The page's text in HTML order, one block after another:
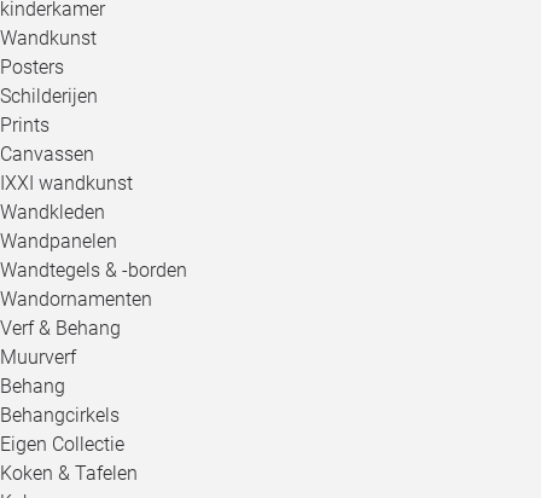
kinderkamer
Wandkunst
Posters
Schilderijen
Prints
Canvassen
IXXI wandkunst
Wandkleden
Wandpanelen
Wandtegels & -borden
Wandornamenten
Verf & Behang
Muurverf
Behang
Behangcirkels
Eigen Collectie
Koken & Tafelen